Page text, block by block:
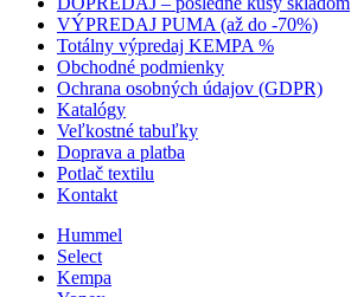
VÝPREDAJ PUMA (až do -70%)
Totálny výpredaj KEMPA %
Obchodné podmienky
Ochrana osobných údajov (GDPR)
Katalógy
Veľkostné tabuľky
Doprava a platba
Potlač textilu
Kontakt
Hummel
Select
Kempa